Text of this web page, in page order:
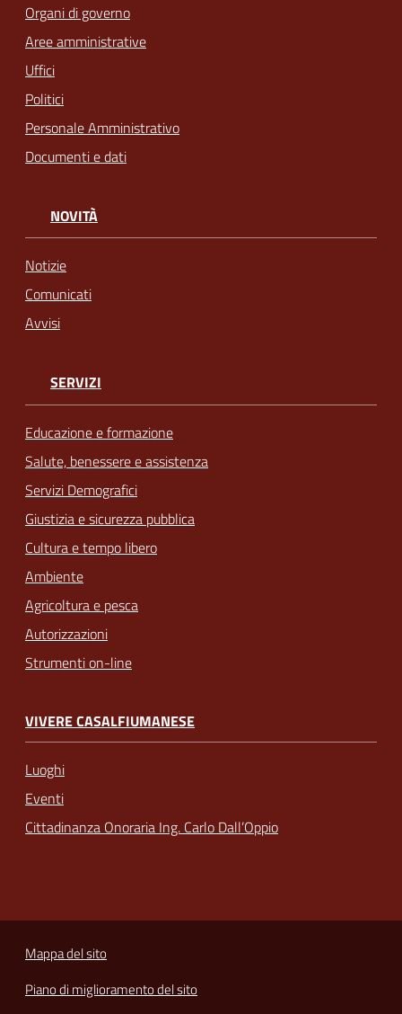
Organi di governo
Aree amministrative
Uffici
Politici
Personale Amministrativo
Documenti e dati
NOVITÀ
Notizie
Comunicati
Avvisi
SERVIZI
Educazione e formazione
Salute, benessere e assistenza
Servizi Demografici
Giustizia e sicurezza pubblica
Cultura e tempo libero
Ambiente
Agricoltura e pesca
Autorizzazioni
Strumenti on-line
VIVERE CASALFIUMANESE
Luoghi
Eventi
Cittadinanza Onoraria Ing. Carlo Dall’Oppio
Mappa del sito
Piano di miglioramento del sito